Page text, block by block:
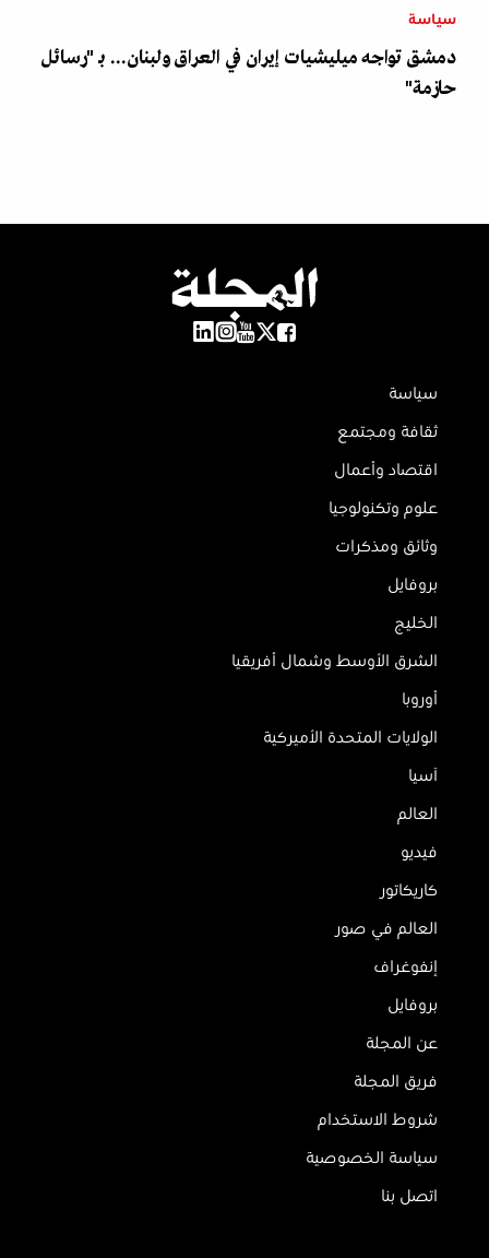
سياسة
دمشق تواجه ميليشيات إيران في العراق ولبنان... بـ "رسائل
حازمة"
سياسة
ثقافة ومجتمع
اقتصاد وأعمال
علوم وتكنولوجيا
وثائق ومذكرات
بروفايل
الخليج
الشرق الأوسط وشمال أفريقيا
أوروبا
الولايات المتحدة الأميركية
آسيا
العالم
فيديو
كاريكاتور
العالم في صور
إنفوغراف
بروفايل
عن المجلة
فريق المجلة
شروط الاستخدام
سياسة الخصوصية
اتصل بنا